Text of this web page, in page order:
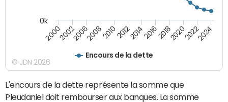
Encours de la dette
200020022006200820102012201420162018202020222024
0k
© JDN 2026
L'encours de la dette représente la somme que
Pleudaniel doit rembourser aux banques. La somme